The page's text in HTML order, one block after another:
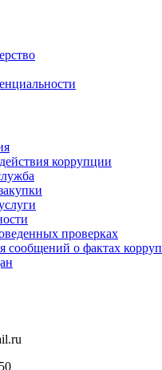
коррупции
проверках
сообщений о фактах